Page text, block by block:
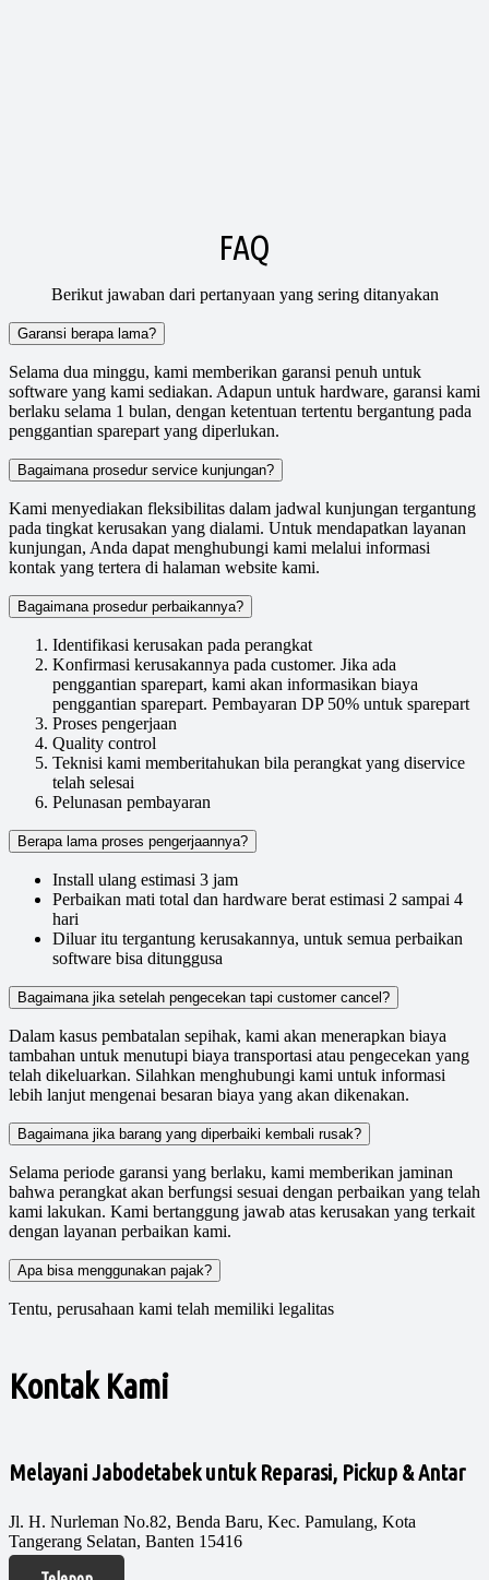
FAQ
Berikut jawaban dari pertanyaan yang sering ditanyakan
Garansi berapa lama?
Selama dua minggu, kami memberikan garansi penuh untuk
software yang kami sediakan. Adapun untuk hardware, garansi kami
berlaku selama 1 bulan, dengan ketentuan tertentu bergantung pada
penggantian sparepart yang diperlukan.
Bagaimana prosedur service kunjungan?
Kami menyediakan fleksibilitas dalam jadwal kunjungan tergantung
pada tingkat kerusakan yang dialami. Untuk mendapatkan layanan
kunjungan, Anda dapat menghubungi kami melalui informasi
kontak yang tertera di halaman website kami.
Bagaimana prosedur perbaikannya?
Identifikasi kerusakan pada perangkat
Konfirmasi kerusakannya pada customer. Jika ada
penggantian sparepart, kami akan informasikan biaya
penggantian sparepart. Pembayaran DP 50% untuk sparepart
Proses pengerjaan
Quality control
Teknisi kami memberitahukan bila perangkat yang diservice
telah selesai
Pelunasan pembayaran
Berapa lama proses pengerjaannya?
Install ulang estimasi 3 jam
Perbaikan mati total dan hardware berat estimasi 2 sampai 4
hari
Diluar itu tergantung kerusakannya, untuk semua perbaikan
software bisa ditunggusa
Bagaimana jika setelah pengecekan tapi customer cancel?
Dalam kasus pembatalan sepihak, kami akan menerapkan biaya
tambahan untuk menutupi biaya transportasi atau pengecekan yang
telah dikeluarkan. Silahkan menghubungi kami untuk informasi
lebih lanjut mengenai besaran biaya yang akan dikenakan.
Bagaimana jika barang yang diperbaiki kembali rusak?
Selama periode garansi yang berlaku, kami memberikan jaminan
bahwa perangkat akan berfungsi sesuai dengan perbaikan yang telah
kami lakukan. Kami bertanggung jawab atas kerusakan yang terkait
dengan layanan perbaikan kami.
Apa bisa menggunakan pajak?
Tentu, perusahaan kami telah memiliki legalitas
Kontak Kami
Melayani Jabodetabek untuk Reparasi, Pickup & Antar
Jl. H. Nurleman No.82, Benda Baru, Kec. Pamulang, Kota
Tangerang Selatan, Banten 15416